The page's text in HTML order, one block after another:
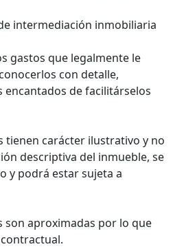
intermediación inmobiliaria
gastos que legalmente le
con detalle,
de facilitárselos
tienen carácter ilustrativo y no
descriptiva del inmueble, se
y podrá estar sujeta a
son aproximadas por lo que